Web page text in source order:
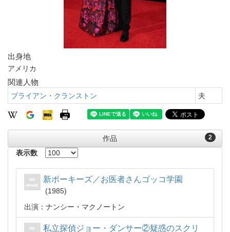
出身地
アメリカ
関連人物
ブライアン・クランストン 夫
2
作品
表示数
新ポーキーズ／お医者さんゴッコ学園
1985
出演：ナンシー・マクノートン
私立探偵ジョー・ダンサー②疑惑のスクリ